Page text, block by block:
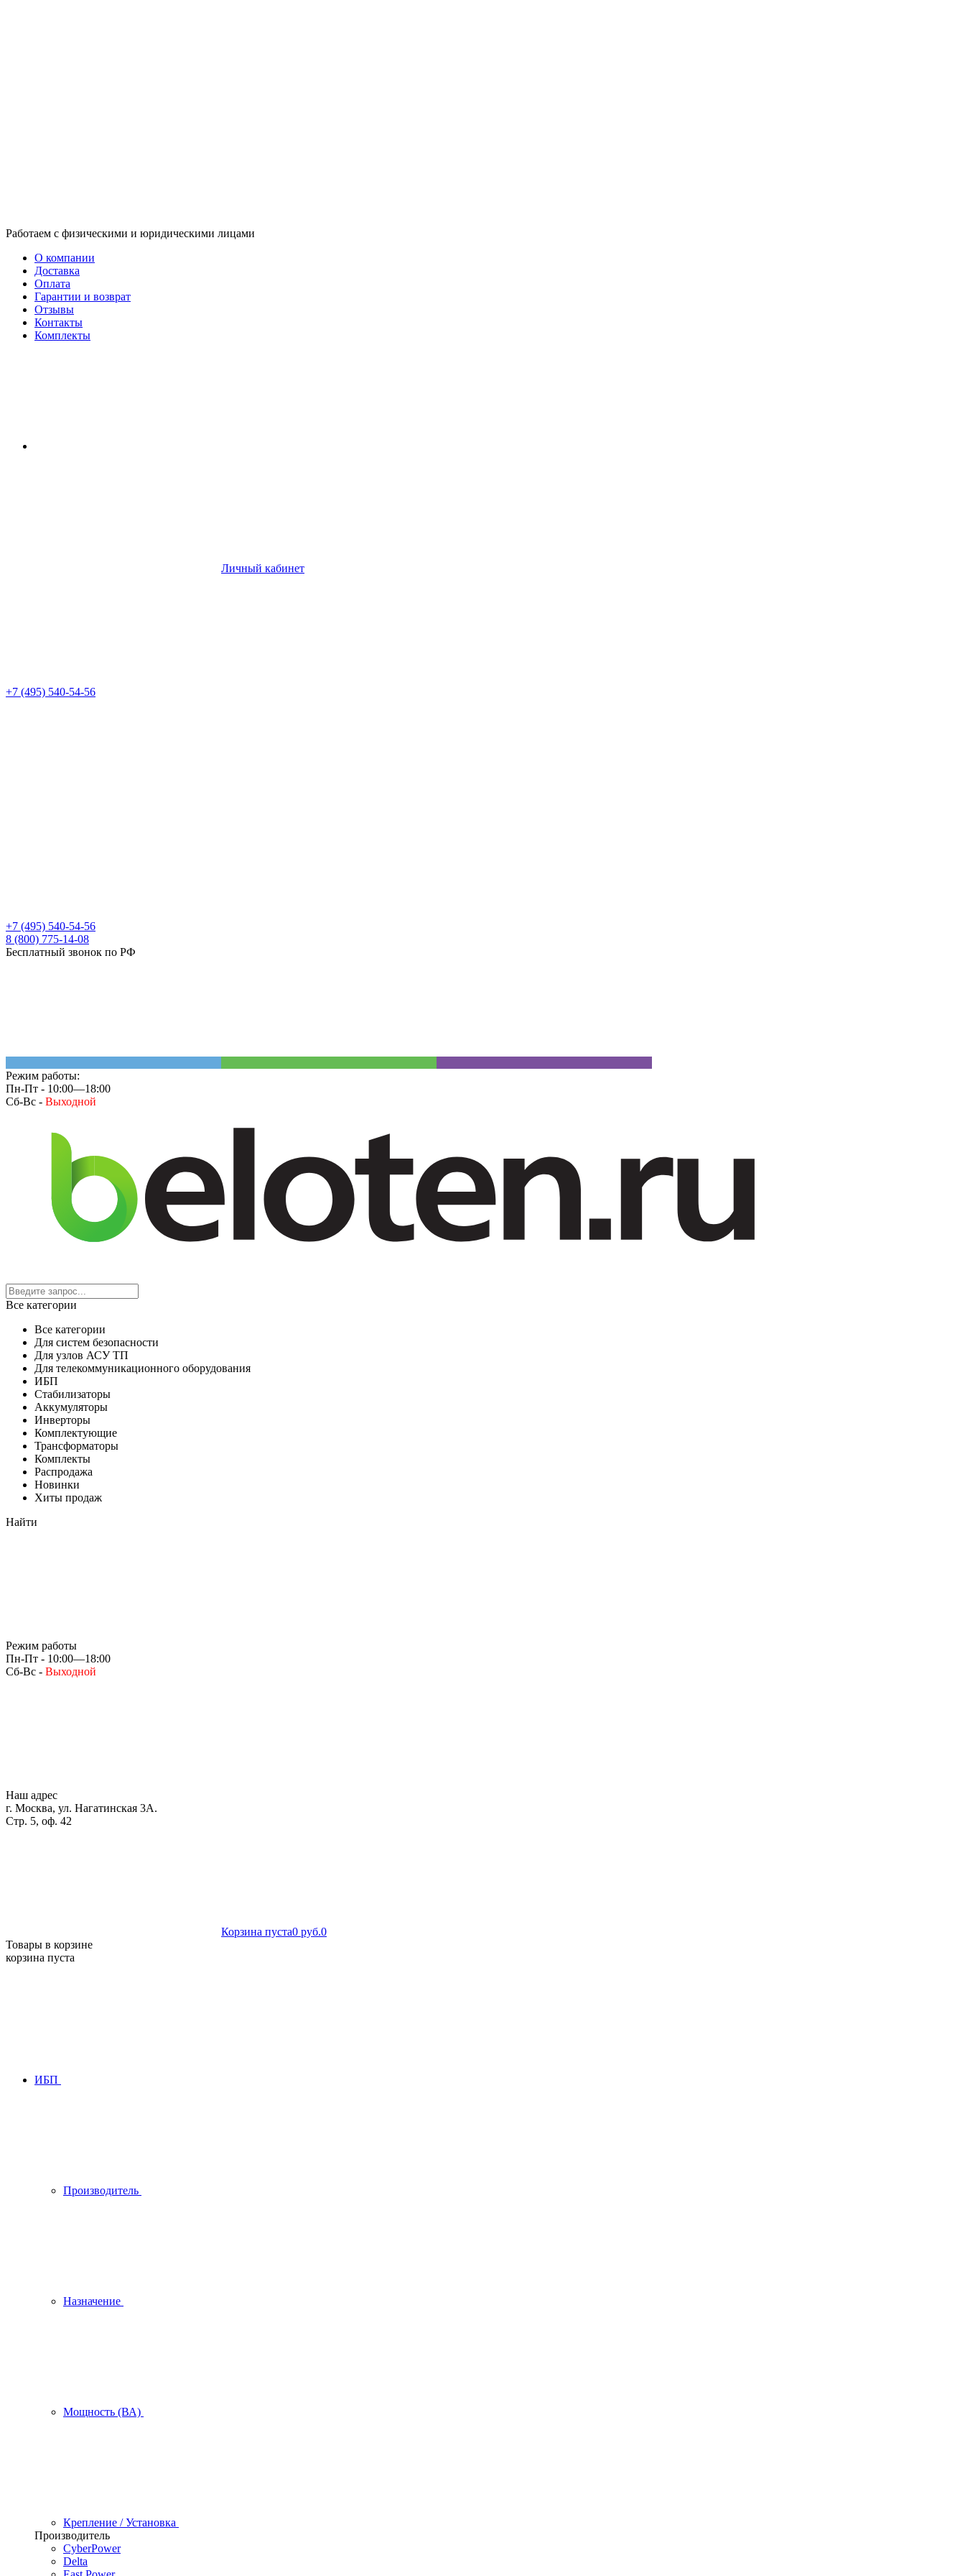
Работаем с физическими и юридическими лицами
О компании
Доставка
Оплата
Гарантии и возврат
Отзывы
Контакты
Комплекты
Личный кабинет
+7 (495) 540-54-56
+7 (495) 540-54-56
8 (800) 775-14-08
Бесплатный звонок по РФ
Режим работы:
Пн-Пт - 10:00—18:00
Сб-Вс - Выходной
Все категории
Все категории
Для систем безопасности
Для узлов АСУ ТП
Для телекоммуникационного оборудования
ИБП
Стабилизаторы
Аккумуляторы
Инверторы
Комплектующие
Трансформаторы
Комплекты
Распродажа
Новинки
Хиты продаж
Найти
Режим работы
Пн-Пт - 10:00—18:00
Сб-Вс - Выходной
Наш адрес
г. Москва, ул. Нагатинская 3А.
Стр. 5, оф. 42
Корзина пуста0 руб.0
Товары в корзине
корзина пуста
ИБП
Производитель
Назначение
Мощность (ВА)
Крепление / Установка
Производитель
CyberPower
Delta